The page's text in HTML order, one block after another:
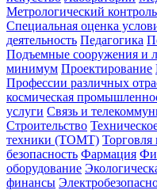
Метрологический контроль
Специальная оценка
деятельность Педагогика
Подъемные сооружения и
минимум Проектирование
Профессии различных
космическая
услуги Связь и
Строительство
техники (ТОМТ) Торговля
безопасность Фармация
оборудование
финансы